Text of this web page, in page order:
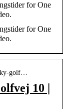
for One
for One
golf…
10 |